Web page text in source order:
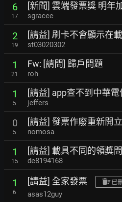
6
17
[新聞] 雲端發票獎 明年
sgracee
2
19
[請益] 刷卡不會顯示在
st03020302
1
21
Fw: [請問] 歸戶問題
roh
1
5
[請益] app查不到中華
jeffers
0
5
[請益] 發票作廢重新開
nomosa
1
15
[請益] 載具不同的領獎
de8194168
1
6
[請益] 全家發票 已
asas12guy